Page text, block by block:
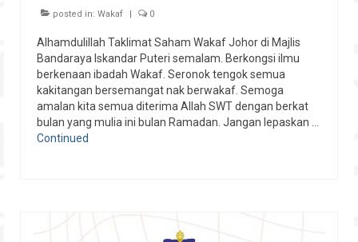
posted in: Wakaf | 0
Alhamdulillah Taklimat Saham Wakaf Johor di Majlis
Bandaraya Iskandar Puteri semalam. Berkongsi ilmu
berkenaan ibadah Wakaf. Seronok tengok semua
kakitangan bersemangat nak berwakaf. Semoga
amalan kita semua diterima Allah SWT dengan berkat
bulan yang mulia ini bulan Ramadan. Jangan lepaskan …
Continued